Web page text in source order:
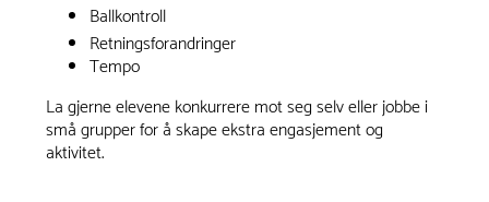
Ballkontroll
Retningsforandringer
Tempo
La gjerne elevene konkurrere mot seg selv eller jobbe i
små grupper for å skape ekstra engasjement og
aktivitet.